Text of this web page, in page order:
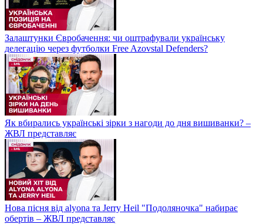
Залаштунки Євробачення: чи оштрафували українську
делегацію через футболки Free Azovstal Defenders?
Як вбирались українські зірки з нагоди до дня вишиванки? –
ЖВЛ представляє
Нова пісня від alyona та Jerry Heil "Подоляночка" набирає
обертів – ЖВЛ представляє